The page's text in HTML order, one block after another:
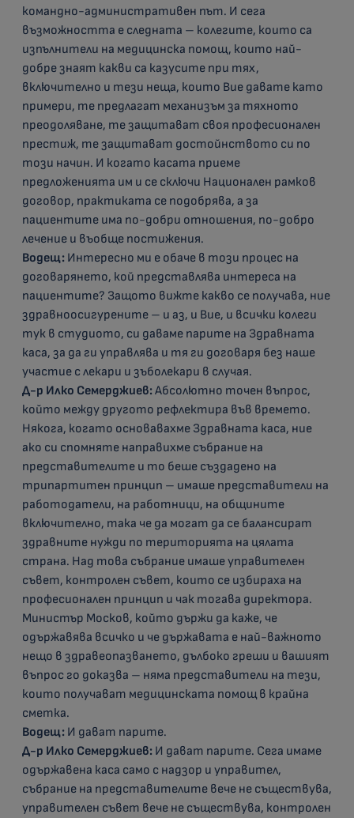
командно-административен път. И сега
възможността е следната – колегите, които са
изпълнители на медицинска помощ, които най-
добре знаят какви са казусите при тях,
включително и тези неща, които Вие давате като
примери, те предлагат механизъм за тяхното
преодоляване, те защитават своя професионален
престиж, те защитават достойнството си по
този начин. И когато касата приеме
предложенията им и се сключи Национален рамков
договор, практиката се подобрява, а за
пациентите има по-добри отношения, по-добро
лечение и въобще постижения.
Водещ: Интересно ми е обаче в този процес на
договарянето, кой представлява интереса на
пациентите? Защото вижте какво се получава, ние
здравноосигурените – и аз, и Вие, и всички колеги
тук в студиото, си даваме парите на Здравната
каса, за да ги управлява и тя ги договаря без наше
участие с лекари и зъболекари в случая.
Д-р Илко Семерджиев:Абсолютно точен въпрос,
който между другото рефлектира във времето.
Някога, когато основавахме Здравната каса, ние
ако си спомняте направихме събрание на
представителите и то беше създадено на
трипартитен принцип – имаше представители на
работодатели, на работници, на общините
включително, така че да могат да се балансират
здравните нужди по територията на цялата
страна. Над това събрание имаше управителен
съвет, контролен съвет, които се избираха на
професионален принцип и чак тогава директора.
Министър Москов, който държи да каже, че
одържавява всичко и че държавата е най-важното
нещо в здравеопазването, дълбоко греши и вашият
въпрос го доказва – няма представители на тези,
които получават медицинската помощ в крайна
сметка.
Водещ: И дават парите.
Д-р Илко Семерджиев: И дават парите. Сега имаме
одържавена каса само с надзор и управител,
събрание на представителите вече не съществува,
управителен съвет вече не съществува, контролен